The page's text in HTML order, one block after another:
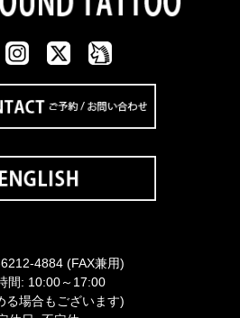
4884 (FAX兼用)
間: 10:00～17:00
る場合もございます)